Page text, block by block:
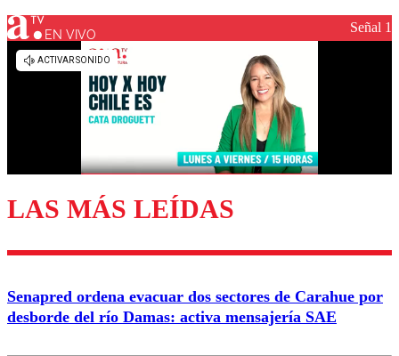
Los comentarios son moderados para garantizar un
diálogo respetuoso.
Enviar comentario
EN VIVO Señal 1
LAS MÁS LEÍDAS
Senapred ordena evacuar dos sectores de Carahue por
desborde del río Damas: activa mensajería SAE